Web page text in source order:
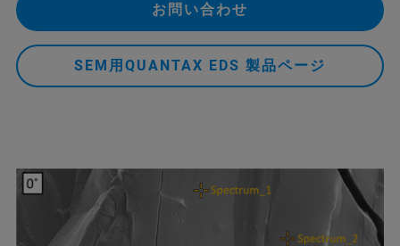
お問い合わせ
SEM用QUANTAX EDS 製品ページ